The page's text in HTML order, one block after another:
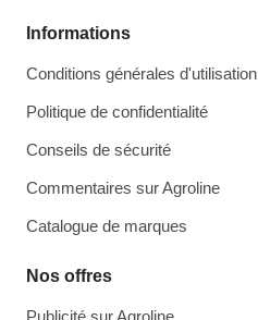
Informations
Conditions générales d'utilisation
Politique de confidentialité
Conseils de sécurité
Commentaires sur Agroline
Catalogue de marques
Nos offres
Publicité sur Agroline